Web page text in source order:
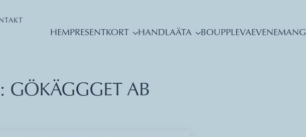
HEMPRESENTKORT HANDLAÄTA BOUPPLEVAEVENEMANG
GÖKÄGGGET AB